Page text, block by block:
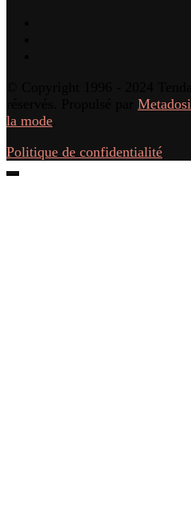
Metadosi
la mode
Politique de confidentialité